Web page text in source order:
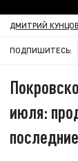
ДМИТРИЙ КУНЦОВ
ПОДПИШИТЕСЬ:
июля: